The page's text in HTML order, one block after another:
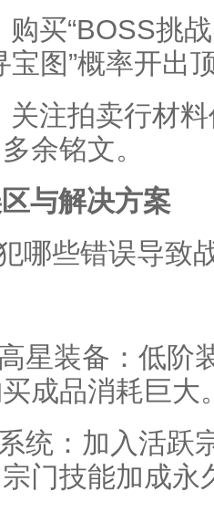
购买“BOSS挑
宝图”概率开出
关注拍卖行材
余铭文。
与解决方案
哪些错误导致
星装备：低阶
成品消耗巨大
统：加入活跃
门技能加成永